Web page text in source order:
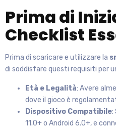
Prima di
Checklist
Prima di scaricare e utilizzare la
di soddisfare questi requisiti per
Età e Legalità: Avere
dove il gioco è
Dispositivo Compatibile:
11.0+ o Android 6.0+, e